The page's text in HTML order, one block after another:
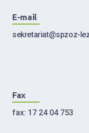
E-mail
sekretariat@spzoz-
Fax
fax: 17 24 04 753